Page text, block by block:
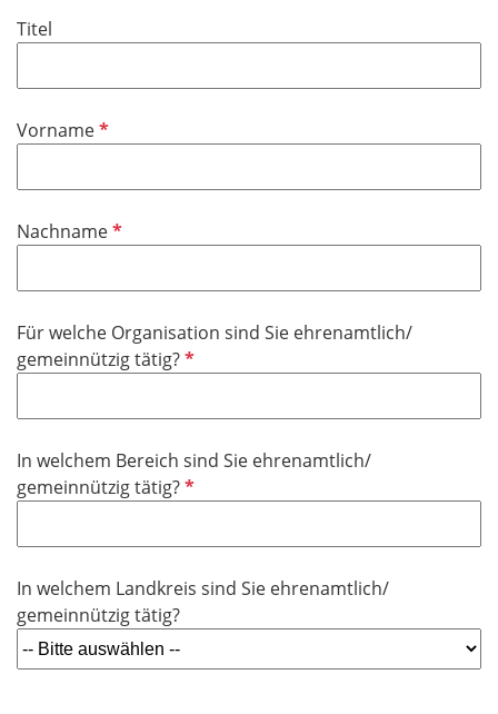
c
f
e
Titel
VornameP
c
t
e
l
NachnameP
c
h
f
l
d
Für welche Organisation sind Sie ehrenamtlich/
gemeinnützig tätig?P
c
h
f
l
d
In welchem Bereich sind Sie ehrenamtlich/
gemeinnützig tätig?P
c
h
t
f
In welchem Landkreis sind Sie ehrenamtlich/
gemeinnützig tätig?